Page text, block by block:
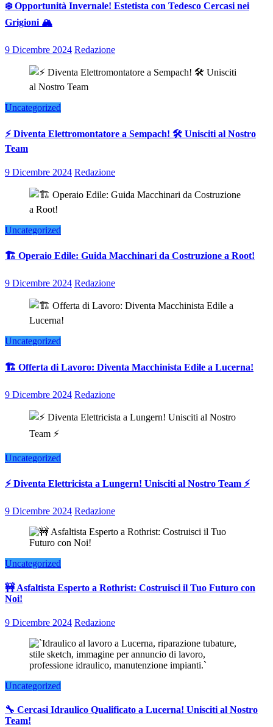
❄️ Opportunità Invernale! Estetista con Tedesco Cercasi nei
Grigioni 🏔️
9 Dicembre 2024 Redazione
Uncategorized
⚡ Diventa Elettromontatore a Sempach! 🛠️ Unisciti al Nostro
Team
9 Dicembre 2024 Redazione
Uncategorized
🏗️ Operaio Edile: Guida Macchinari da Costruzione a Root!
9 Dicembre 2024 Redazione
Uncategorized
🏗️ Offerta di Lavoro: Diventa Macchinista Edile a Lucerna!
9 Dicembre 2024 Redazione
Uncategorized
⚡ Diventa Elettricista a Lungern! Unisciti al Nostro Team ⚡
9 Dicembre 2024 Redazione
Uncategorized
🚧 Asfaltista Esperto a Rothrist: Costruisci il Tuo Futuro con
Noi!
9 Dicembre 2024 Redazione
Uncategorized
🔧 Cercasi Idraulico Qualificato a Lucerna! Unisciti al Nostro
Team!